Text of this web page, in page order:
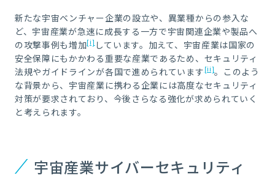
新たな宇宙ベンチャー企業の設立や、異業種からの参入な
ど、宇宙産業が急速に成長する一方で宇宙関連企業や製品へ
の攻撃事例も増加[i]しています。加えて、宇宙産業は国家の
安全保障にもかかわる重要な産業であるため、セキュリティ
法規やガイドラインが各国で進められています[ii]。このよう
な背景から、宇宙産業に携わる企業には高度なセキュリティ
対策が要求されており、今後さらなる強化が求められていく
と考えられます。
宇宙産業サイバーセキュリティ